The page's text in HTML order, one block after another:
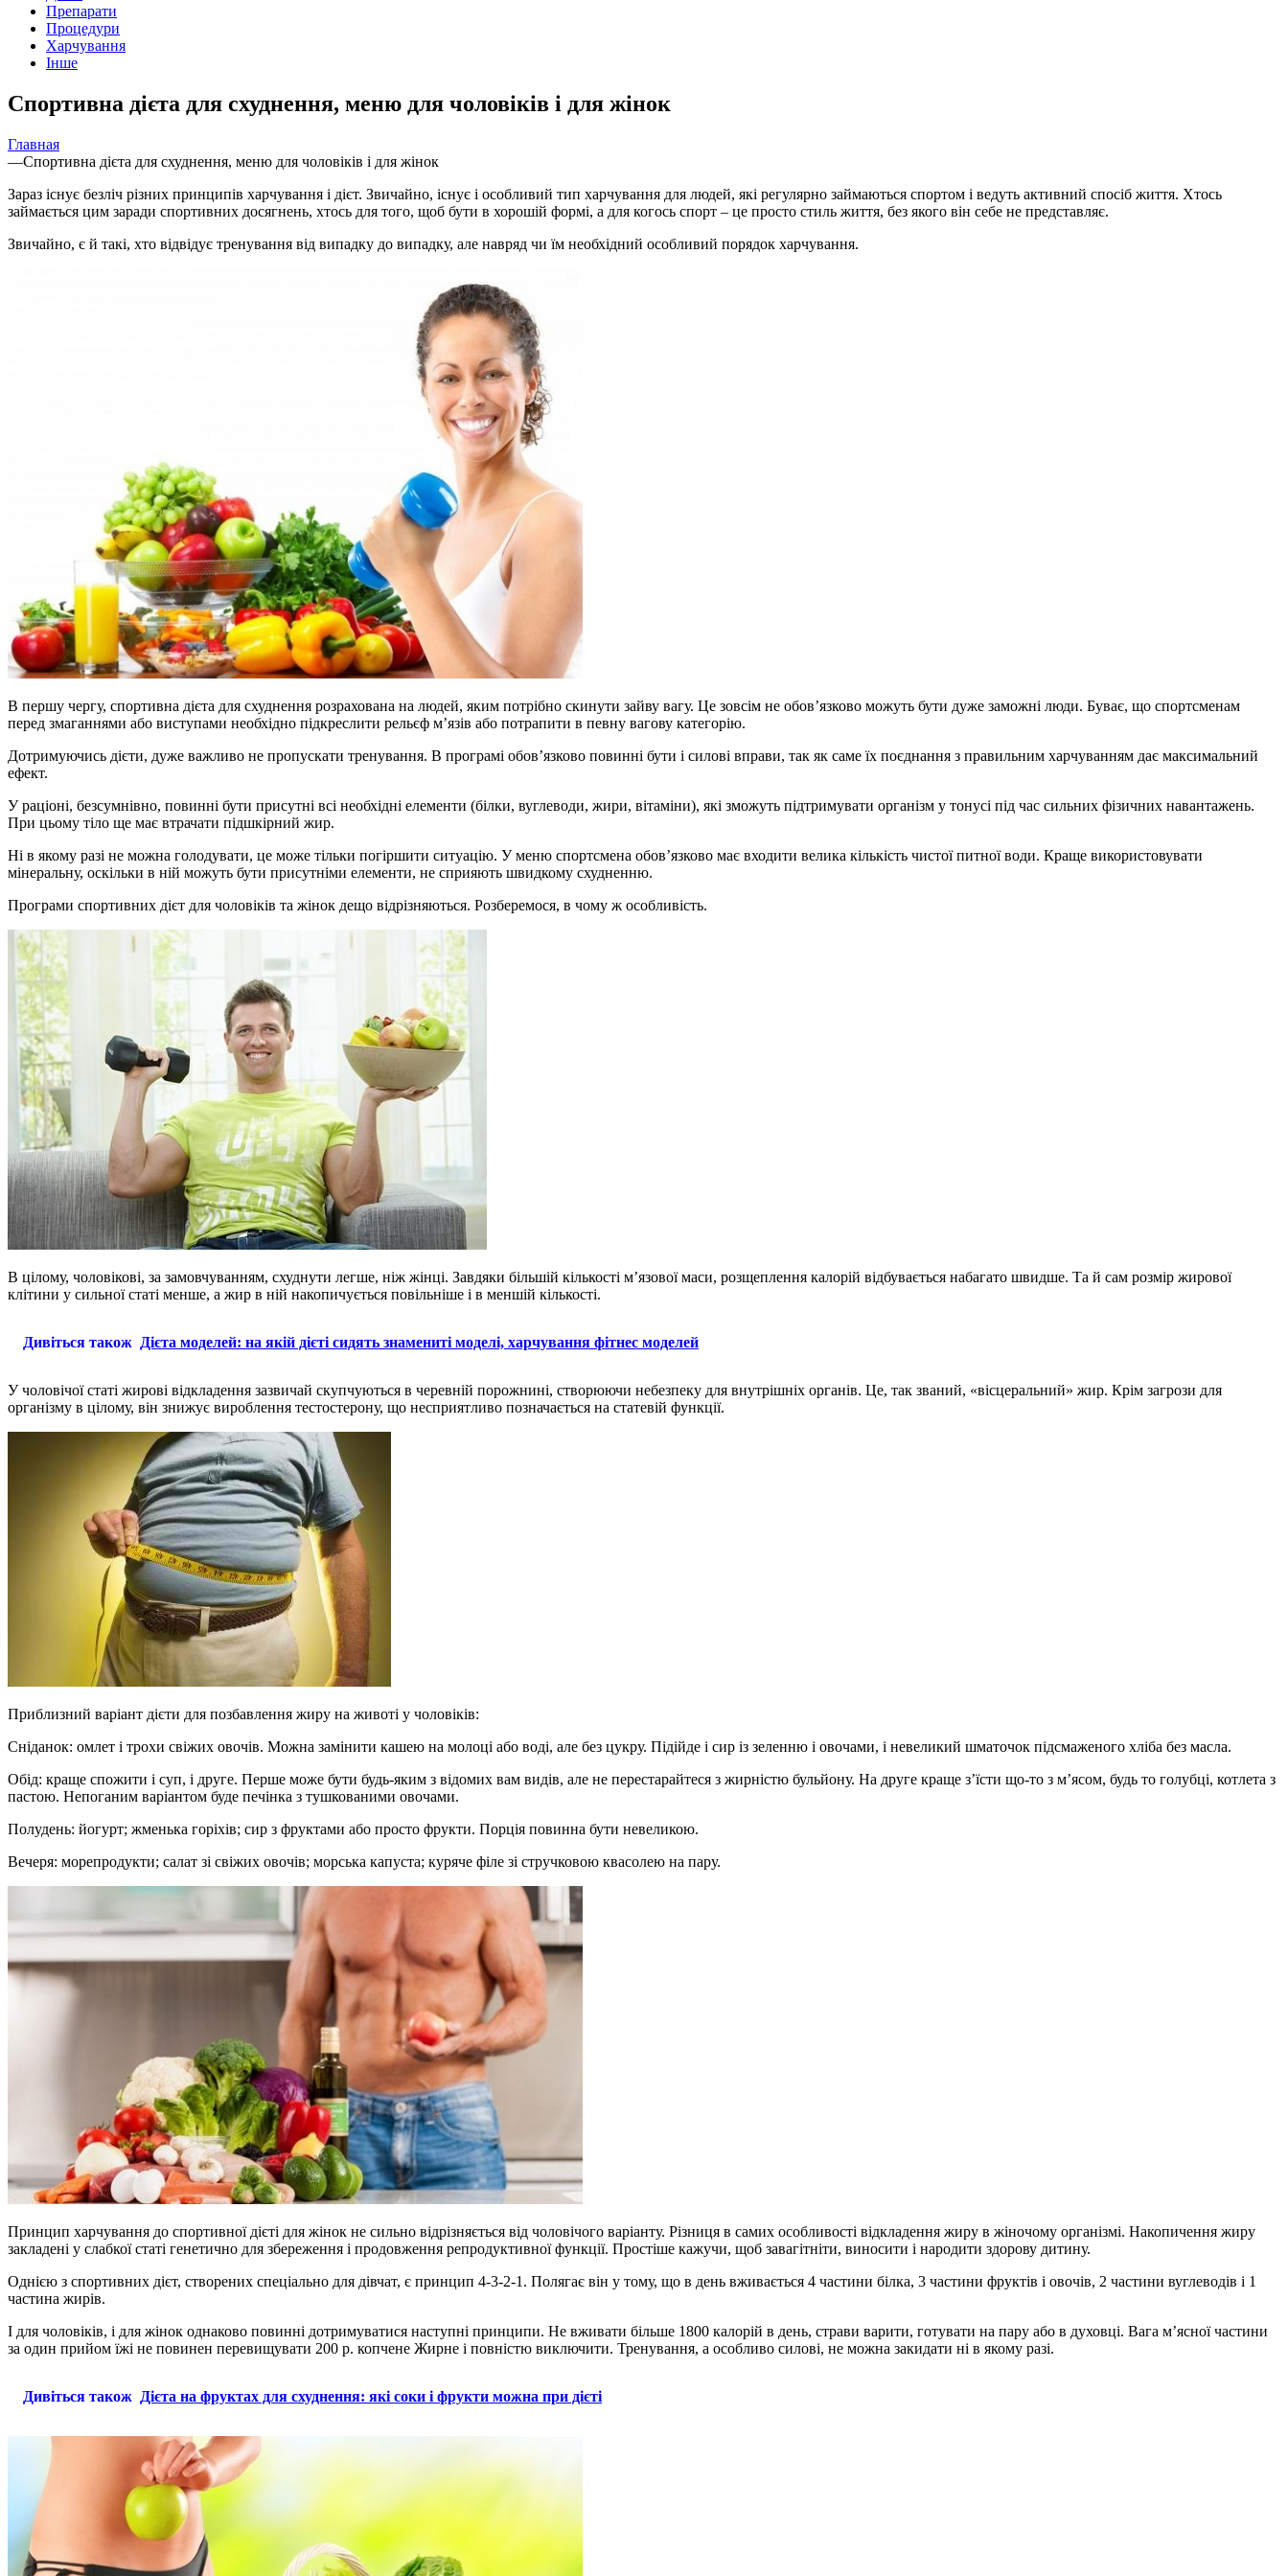
Препарати
Процедури
Харчування
Інше
Спортивна дієта для схуднення, меню для чоловіків і для жінок
Главная
—Спортивна дієта для схуднення, меню для чоловіків і для жінок
Зараз існує безліч різних принципів харчування і дієт. Звичайно, існує і особливий тип харчування для людей, які регулярно займаються спортом і ведуть активний спосіб життя. Хтось
займається цим заради спортивних досягнень, хтось для того, щоб бути в хорошій формі, а для когось спорт – це просто стиль життя, без якого він себе не представляє.
Звичайно, є й такі, хто відвідує тренування від випадку до випадку, але навряд чи їм необхідний особливий порядок харчування.
В першу чергу, спортивна дієта для схуднення розрахована на людей, яким потрібно скинути зайву вагу. Це зовсім не обов’язково можуть бути дуже заможні люди. Буває, що спортсменам
перед змаганнями або виступами необхідно підкреслити рельєф м’язів або потрапити в певну вагову категорію.
Дотримуючись дієти, дуже важливо не пропускати тренування. В програмі обов’язково повинні бути і силові вправи, так як саме їх поєднання з правильним харчуванням дає максимальний
ефект.
У раціоні, безсумнівно, повинні бути присутні всі необхідні елементи (білки, вуглеводи, жири, вітаміни), які зможуть підтримувати організм у тонусі під час сильних фізичних навантажень.
При цьому тіло ще має втрачати підшкірний жир.
Ні в якому разі не можна голодувати, це може тільки погіршити ситуацію. У меню спортсмена обов’язково має входити велика кількість чистої питної води. Краще використовувати
мінеральну, оскільки в ній можуть бути присутніми елементи, не сприяють швидкому схудненню.
Програми спортивних дієт для чоловіків та жінок дещо відрізняються. Розберемося, в чому ж особливість.
В цілому, чоловікові, за замовчуванням, схуднути легше, ніж жінці. Завдяки більшій кількості м’язової маси, розщеплення калорій відбувається набагато швидше. Та й сам розмір жирової
клітини у сильної статі менше, а жир в ній накопичується повільніше і в меншій кількості.
Дивіться також Дієта моделей: на якій дієті сидять знамениті моделі, харчування фітнес моделей
У чоловічої статі жирові відкладення зазвичай скупчуються в черевній порожнині, створюючи небезпеку для внутрішніх органів. Це, так званий, «вісцеральний» жир. Крім загрози для
організму в цілому, він знижує вироблення тестостерону, що несприятливо позначається на статевій функції.
Приблизний варіант дієти для позбавлення жиру на животі у чоловіків:
Сніданок: омлет і трохи свіжих овочів. Можна замінити кашею на молоці або воді, але без цукру. Підійде і сир із зеленню і овочами, і невеликий шматочок підсмаженого хліба без масла.
Обід: краще спожити і суп, і друге. Перше може бути будь-яким з відомих вам видів, але не перестарайтеся з жирністю бульйону. На друге краще з’їсти що-то з м’ясом, будь то голубці, котлета з
пастою. Непоганим варіантом буде печінка з тушкованими овочами.
Полудень: йогурт; жменька горіхів; сир з фруктами або просто фрукти. Порція повинна бути невеликою.
Вечеря: морепродукти; салат зі свіжих овочів; морська капуста; куряче філе зі стручковою квасолею на пару.
Принцип харчування до спортивної дієті для жінок не сильно відрізняється від чоловічого варіанту. Різниця в самих особливості відкладення жиру в жіночому організмі. Накопичення жиру
закладені у слабкої статі генетично для збереження і продовження репродуктивної функції. Простіше кажучи, щоб завагітніти, виносити і народити здорову дитину.
Однією з спортивних дієт, створених спеціально для дівчат, є принцип 4-3-2-1. Полягає він у тому, що в день вживається 4 частини білка, 3 частини фруктів і овочів, 2 частини вуглеводів і 1
частина жирів.
І для чоловіків, і для жінок однаково повинні дотримуватися наступні принципи. Не вживати більше 1800 калорій в день, страви варити, готувати на пару або в духовці. Вага м’ясної частини
за один прийом їжі не повинен перевищувати 200 р. копчене Жирне і повністю виключити. Тренування, а особливо силові, не можна закидати ні в якому разі.
Дивіться також Дієта на фруктах для схуднення: які соки і фрукти можна при дієті